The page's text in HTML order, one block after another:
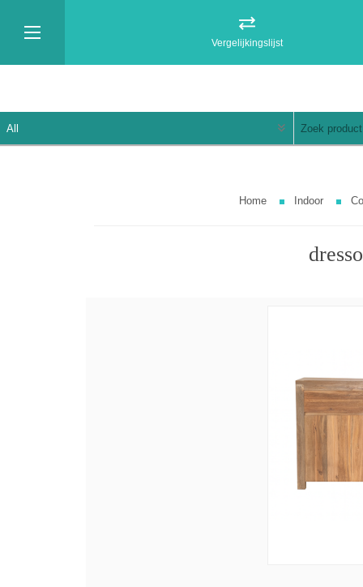
Vergelijkingslijst
Home Indoor